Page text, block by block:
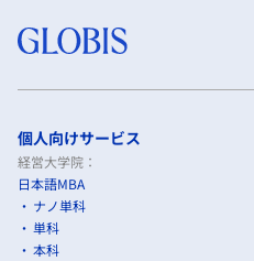
個人向けサービス
経営大学院：
日本語MBA
ナノ単科
単科
本科